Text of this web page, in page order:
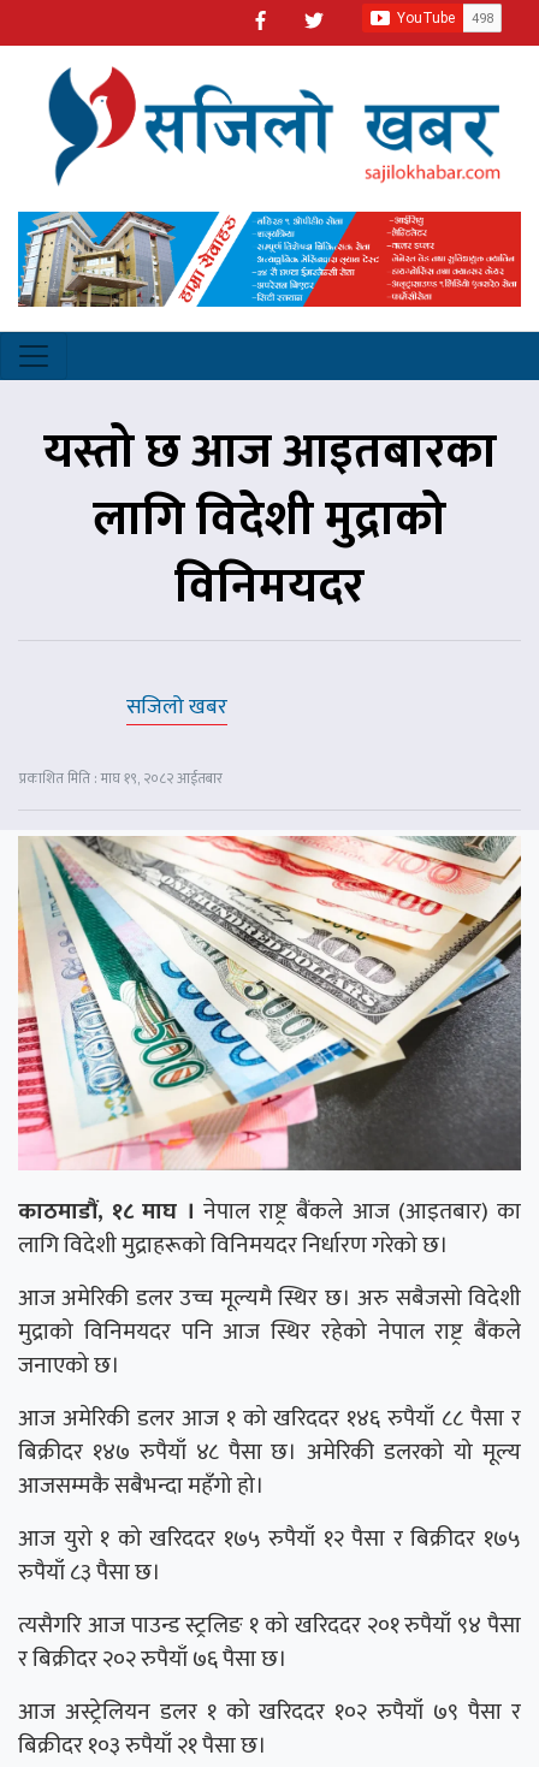
यस्तो छ आज आइतबारका
लागि विदेशी मुद्राको
विनिमयदर
सजिलो खबर
प्रकाशित मिति : माघ १९, २०८२ आईतबार
काठमाडौं, १८ माघ । नेपाल राष्ट्र बैंकले आज (आइतबार) का
लागि विदेशी मुद्राहरूको विनिमयदर निर्धारण गरेको छ।
आज अमेरिकी डलर उच्च मूल्यमै स्थिर छ। अरु सबैजसो विदेशी
मुद्राको विनिमयदर पनि आज स्थिर रहेको नेपाल राष्ट्र बैंकले
जनाएको छ।
आज अमेरिकी डलर आज १ को खरिददर १४६ रुपैयाँ ८८ पैसा र
बिक्रीदर १४७ रुपैयाँ ४८ पैसा छ। अमेरिकी डलरको यो मूल्य
आजसम्मकै सबैभन्दा महँगो हो।
आज युरो १ को खरिददर १७५ रुपैयाँ १२ पैसा र बिक्रीदर १७५
रुपैयाँ ८३ पैसा छ।
त्यसैगरि आज पाउन्ड स्ट्रलिङ १ को खरिददर २०१ रुपैयाँ ९४ पैसा
र बिक्रीदर २०२ रुपैयाँ ७६ पैसा छ।
आज अस्ट्रेलियन डलर १ को खरिददर १०२ रुपैयाँ ७९ पैसा र
बिक्रीदर १०३ रुपैयाँ २१ पैसा छ।